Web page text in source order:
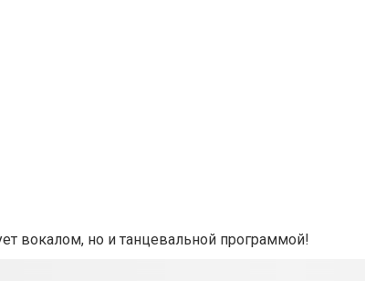
вокалом, но и танцевальной программой!